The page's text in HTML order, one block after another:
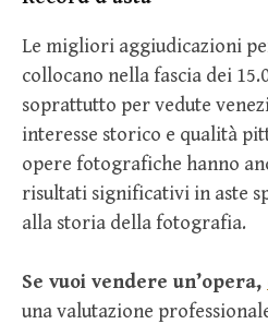
Le migliori aggiudicazioni
collocano nella fascia dei
soprattutto per vedute
interesse storico e qualità
opere fotografiche hanno
risultati significativi in aste
alla storia della fotografia.
Se vuoi vendere un’opera,
una valutazione